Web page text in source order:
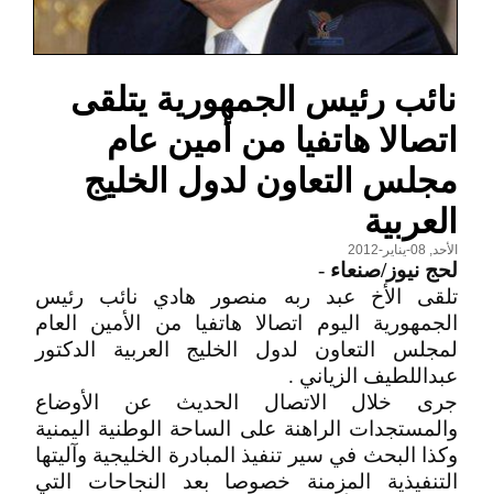
نائب رئيس الجمهورية يتلقى
اتصالا هاتفيا من أمين عام
مجلس التعاون لدول الخليج
العربية
الأحد, 08-يناير-2012
لحج نيوز/صنعاء -
تلقى الأخ عبد ربه منصور هادي نائب رئيس
الجمهورية اليوم اتصالا هاتفيا من الأمين العام
لمجلس التعاون لدول الخليج العربية الدكتور
عبداللطيف الزياني .
جرى خلال الاتصال الحديث عن الأوضاع
والمستجدات الراهنة على الساحة الوطنية اليمنية
وكذا البحث في سير تنفيذ المبادرة الخليجية وآليتها
التنفيذية المزمنة خصوصا بعد النجاحات التي